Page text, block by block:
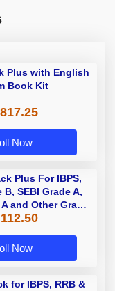
Plus with English
Book Kit
Now
Plus For IBPS,
B, SEBI Grade A,
and Other Grade
Bank Exams
Now
for IBPS, RRB &